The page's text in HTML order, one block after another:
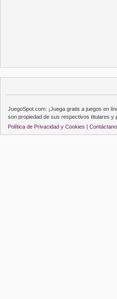
JuegoSpot.com: ¡Juega gratis a juegos en
son propiedad de sus respectivos titulares y
Política de Privacidad y Cookies |